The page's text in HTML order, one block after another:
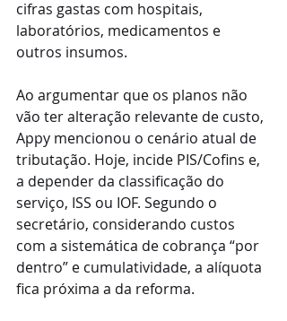
cifras gastas com hospitais,
laboratórios, medicamentos e
outros insumos.
Ao argumentar que os planos não
vão ter alteração relevante de custo,
Appy mencionou o cenário atual de
tributação. Hoje, incide PIS/Cofins e,
a depender da classificação do
serviço, ISS ou IOF. Segundo o
secretário, considerando custos
com a sistemática de cobrança “por
dentro” e cumulatividade, a alíquota
fica próxima a da reforma.